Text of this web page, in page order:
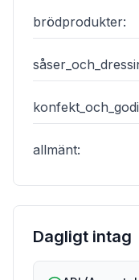
brödprodukter:
allmänt:
Dagligt intag